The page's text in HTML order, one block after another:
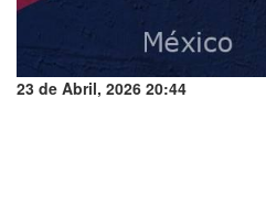
23 de Abril, 2026 20:44